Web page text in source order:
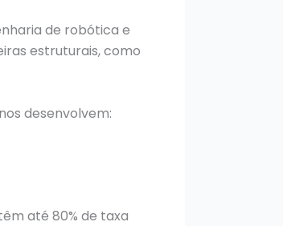
de robótica e
estruturais, como
desenvolvem:
até 80% de taxa